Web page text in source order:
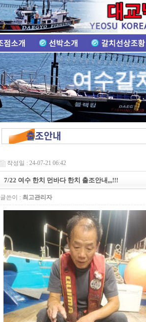
여수갈
작성일 : 24-07-21 06:42
7/22 여수 한치 먼바다 한치 출조안내,,,!!!
글쓴이 : 최고관리자